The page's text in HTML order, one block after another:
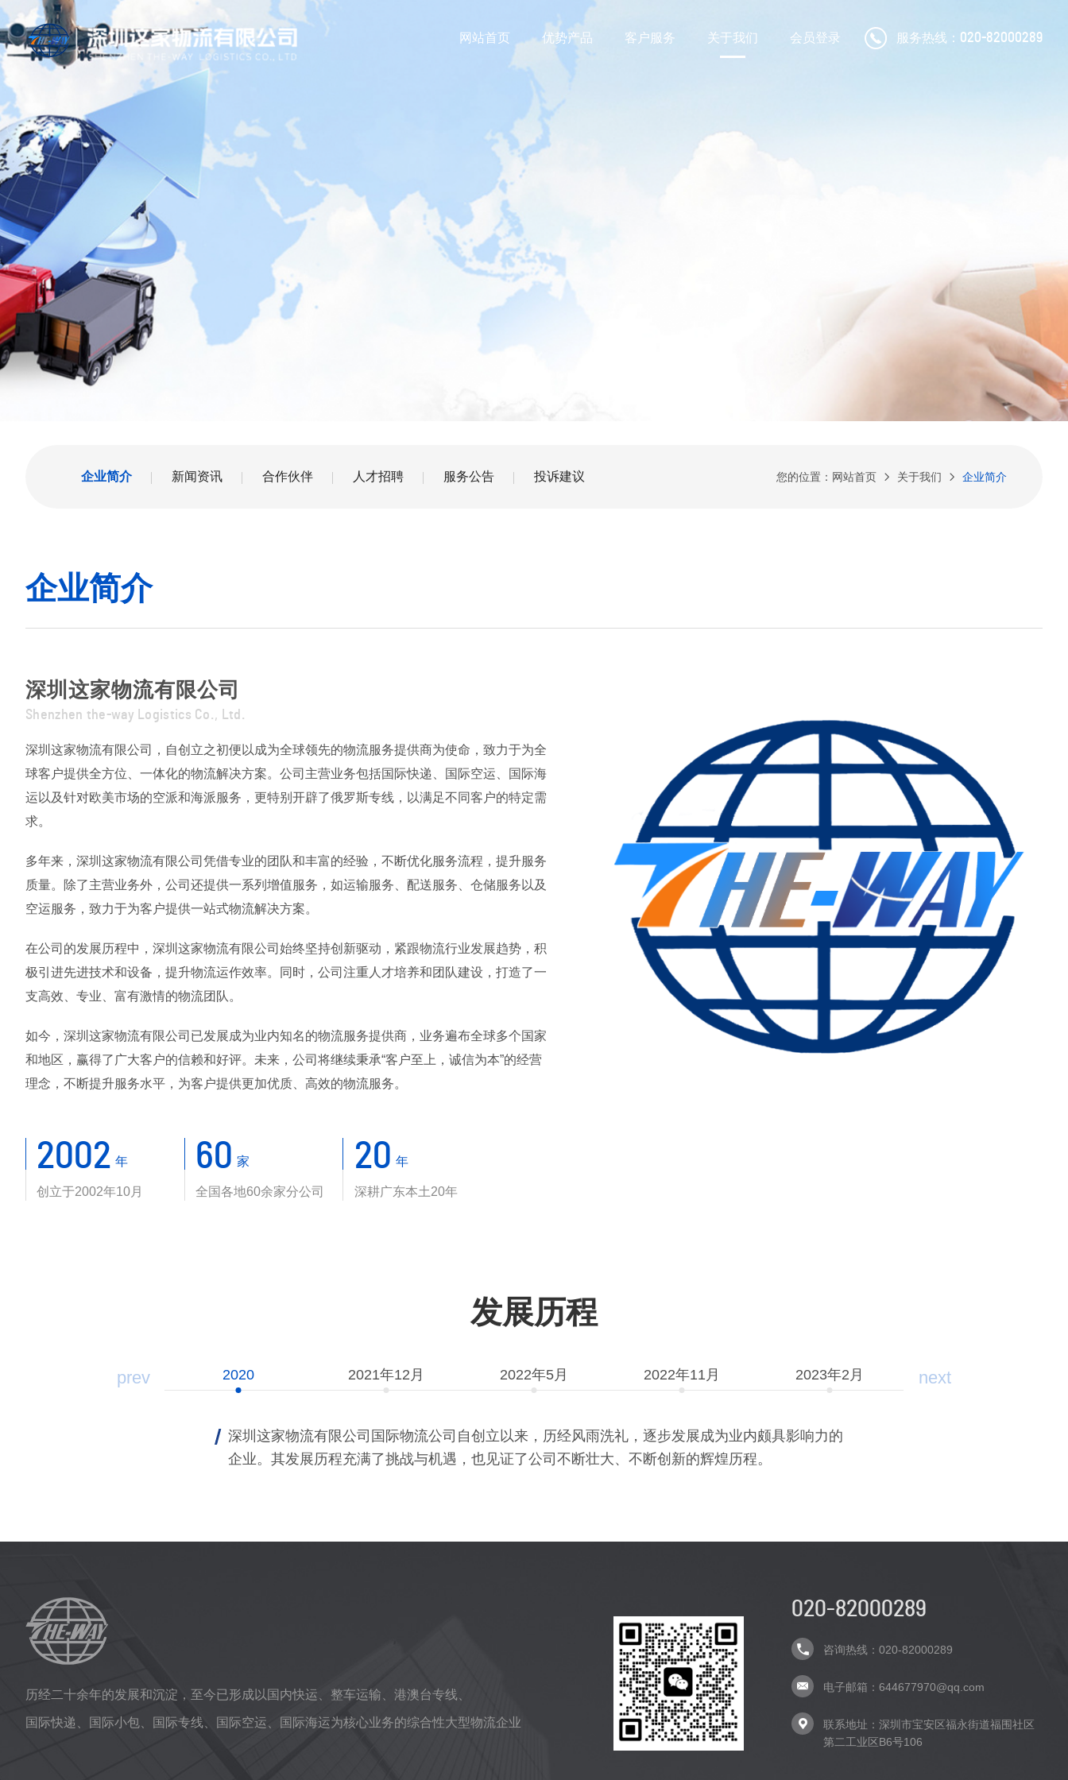
网站首页 优势产品 客户服务 关于我们 会员登录 服务热线： 020-82000289
企业简介 新闻资讯 合作伙伴 人才招聘 服务公告 投诉建议 您的位置： 网站首页 关于我们 企业简介
企业简介
深圳这家物流有限公司
Shenzhen the-way Logistics Co., Ltd.
深圳这家物流有限公司，自创立之初便以成为全球领先的物流服务提供商为使命，致力于为全
球客户提供全方位、一体化的物流解决方案。公司主营业务包括国际快递、国际空运、国际海
运以及针对欧美市场的空派和海派服务，更特别开辟了俄罗斯专线，以满足不同客户的特定需
求。
多年来，深圳这家物流有限公司凭借专业的团队和丰富的经验，不断优化服务流程，提升服务
质量。除了主营业务外，公司还提供一系列增值服务，如运输服务、配送服务、仓储服务以及
空运服务，致力于为客户提供一站式物流解决方案。
在公司的发展历程中，深圳这家物流有限公司始终坚持创新驱动，紧跟物流行业发展趋势，积
极引进先进技术和设备，提升物流运作效率。同时，公司注重人才培养和团队建设，打造了一
支高效、专业、富有激情的物流团队。
如今，深圳这家物流有限公司已发展成为业内知名的物流服务提供商，业务遍布全球多个国家
和地区，赢得了广大客户的信赖和好评。未来，公司将继续秉承“客户至上，诚信为本”的经营
理念，不断提升服务水平，为客户提供更加优质、高效的物流服务。
2002 年
创立于2002年10月
60 家
全国各地60余家分公司
20 年
深耕广东本土20年
发展历程
2020 2021年12月 2022年5月 2022年11月 2023年2月
prev next
深圳这家物流有限公司国际物流公司自创立以来，历经风雨洗礼，逐步发展成为业内颇具影响力的
企业。其发展历程充满了挑战与机遇，也见证了公司不断壮大、不断创新的辉煌历程。
历经二十余年的发展和沉淀，至今已形成以国内快运、整车运输、港澳台专线、
国际快递、国际小包、国际专线、国际空运、国际海运为核心业务的综合性大型物流企业
020-82000289
咨询热线：020-82000289
电子邮箱：644677970@qq.com
联系地址：深圳市宝安区福永街道福围社区
第二工业区B6号106